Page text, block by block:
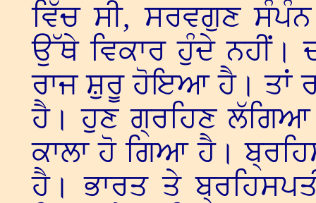
ਵਿੱਚ ਸੀ, ਸਰਵਗੁਣ
ਉੱਥੇ ਵਿਕਾਰ ਹੁੰਦੇ ਨਹੀਂ।
ਰਾਜ ਸ਼ੁਰੂ ਹੋਇਆ ਹੈ। ਤਾਂ
ਹੈ। ਹੁਣ ਗ੍ਰਹਿਣ
ਕਾਲਾ ਹੋ ਗਿਆ ਹੈ।
ਹੈ। ਭਾਰਤ ਤੇ